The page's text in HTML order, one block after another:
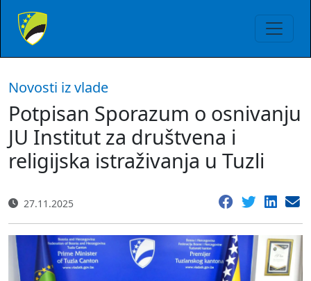
Novosti iz vlade
Potpisan Sporazum o osnivanju
JU Institut za društvena i
religijska istraživanja u Tuzli
27.11.2025